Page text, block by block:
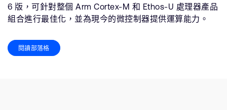
6 版，可針對整個 Arm Cortex-M 和 Ethos-U 處理器產品
組合進行最佳化，並為現今的微控制器提供運算能力。
閱讀部落格